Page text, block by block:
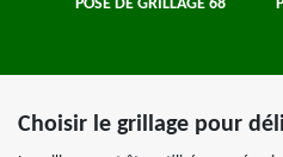
POSE DE GRILLAGE 68
Choisir le grillage pour